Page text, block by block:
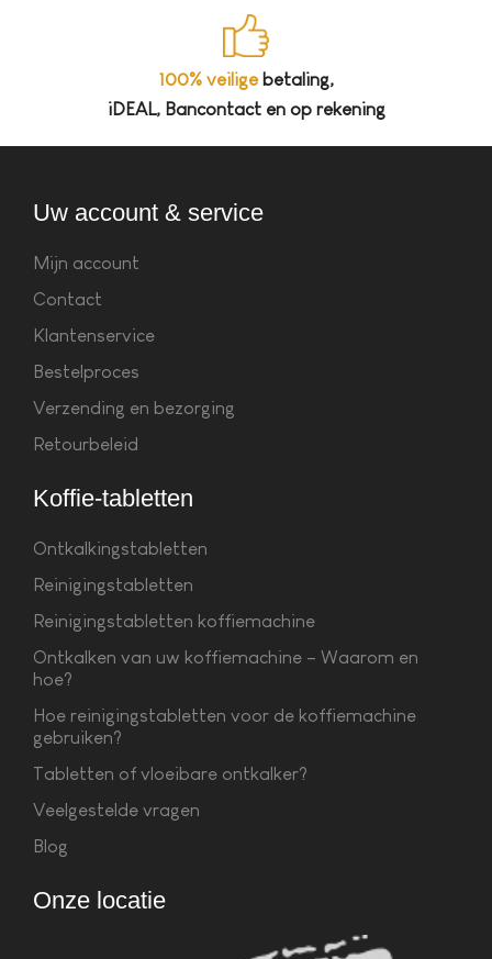
100% veiligebetaling,
iDEAL, Bancontact en op rekening
Uw account & service
Mijn account
Contact
Klantenservice
Bestelproces
Verzending en bezorging
Retourbeleid
Koffie-tabletten
Ontkalkingstabletten
Reinigingstabletten
Reinigingstabletten koffiemachine
Ontkalken van uw koffiemachine – Waarom en
hoe?
Hoe reinigingstabletten voor de koffiemachine
gebruiken?
Tabletten of vloeibare ontkalker?
Veelgestelde vragen
Blog
Onze locatie